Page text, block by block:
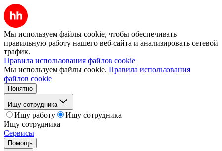
Мы используем файлы cookie, чтобы обеспечивать
правильную работу нашего веб-сайта и анализировать сетевой
трафик.
Правила использования файлов cookie
Мы используем файлы cookie. Правила использования
файлов cookie
Понятно
Ищу сотрудника
Ищу работу
Ищу сотрудника
Ищу сотрудника
Сервисы
Помощь